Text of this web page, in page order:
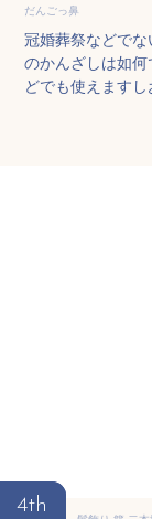
だんごっ鼻
冠婚葬祭などで
のかんざしは如
どでも使えますし
4th